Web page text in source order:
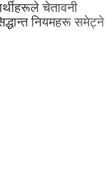
चेतावनी
नियमहरू समेट्ने